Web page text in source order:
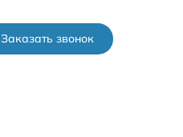
Заказать звонок